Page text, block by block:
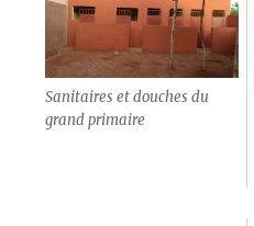
Sanitaires et douches du
grand primaire